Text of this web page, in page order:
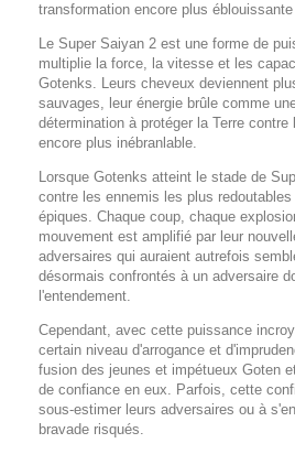
transformation encore plus
Le Super Saiyan 2 est une forme de
multiplie la force, la vitesse et les
Gotenks. Leurs cheveux deviennent
sauvages, leur énergie brûle comme
détermination à protéger la Terre
encore plus inébranlable.
Lorsque Gotenks atteint le stade de
contre les ennemis les plus
épiques. Chaque coup, chaque
mouvement est amplifié par leur
adversaires qui auraient autrefois
désormais confrontés à un adversaire
l'entendement.
Cependant, avec cette puissance
certain niveau d'arrogance et
fusion des jeunes et impétueux Goten
de confiance en eux. Parfois, cette
sous-estimer leurs adversaires ou à
bravade risqués.